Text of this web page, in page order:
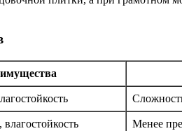
Менее